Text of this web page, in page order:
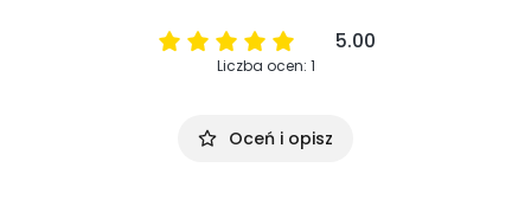
5.00
Liczba ocen: 1
Oceń i opisz